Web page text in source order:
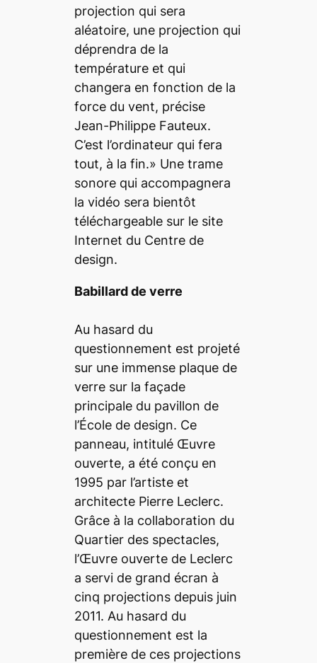
projection qui sera
aléatoire, une projection qui
déprendra de la
température et qui
changera en fonction de la
force du vent, précise
Jean-Philippe Fauteux.
C’est l’ordinateur qui fera
tout, à la fin.» Une trame
sonore qui accompagnera
la vidéo sera bientôt
téléchargeable sur le site
Internet du Centre de
design.
Babillard de verre
Au hasard du
questionnement est projeté
sur une immense plaque de
verre sur la façade
principale du pavillon de
l’École de design. Ce
panneau, intitulé Œuvre
ouverte, a été conçu en
1995 par l’artiste et
architecte Pierre Leclerc.
Grâce à la collaboration du
Quartier des spectacles,
l’Œuvre ouvertede Leclerc
a servi de grand écran à
cinq projections depuis juin
2011. Au hasard du
questionnement est la
première de ces projections